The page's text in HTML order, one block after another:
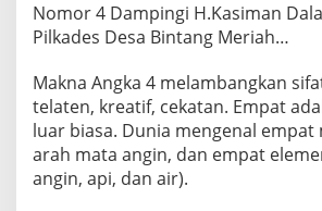
Nomor 4 Dampingi H.Kasiman
Pilkades Desa Bintang Meriah…
Makna Angka 4 melambangkan
telaten, kreatif, cekatan. Empat
luar biasa. Dunia mengenal
arah mata angin, dan empat
angin, api, dan air).